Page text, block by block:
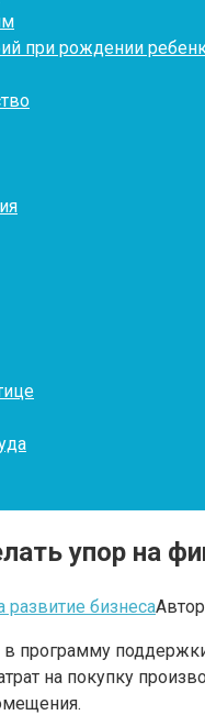
при рождении
упор на
развитие бизнеса
программу
на покупку